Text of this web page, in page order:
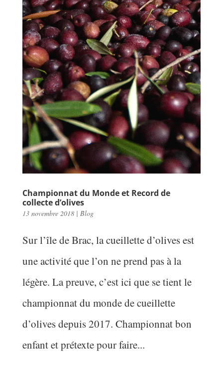
Championnat du Monde et Record de
collecte d’olives
13 novembre 2018| Blog
Sur l’île de Brac, la cueillette d’olives est
une activité que l’on ne prend pas à la
légère. La preuve, c’est ici que se tient le
championnat du monde de cueillette
d’olives depuis 2017. Championnat bon
enfant et prétexte pour faire...